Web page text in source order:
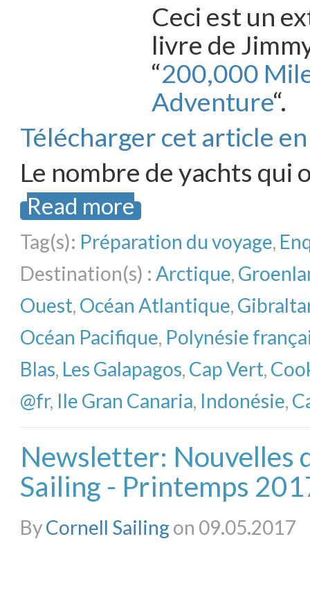
Ceci est un
livre de
“200,000
Adventure“.
Télécharger cet article
Le nombre de yachts qui
Read more
Tag(s): Préparation du voyage,
Destination(s) : Arctique,
Ouest, Océan Atlantique,
Océan Pacifique, Polynésie
Blas, Les Galapagos, Cap Vert,
@fr, Ile Gran Canaria, Indonésie,
Newsletter: Nouvelles
Sailing - Printemps
ByCornell Sailingon 09.05.2017